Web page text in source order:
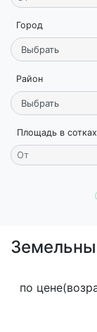
Город
Район
Площадь в сотках
по